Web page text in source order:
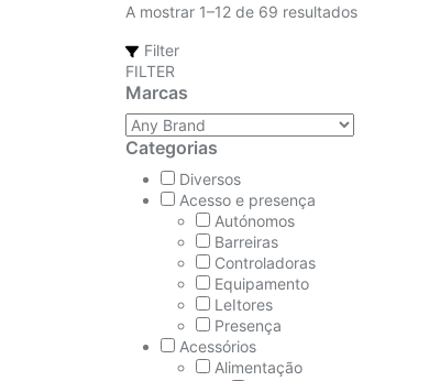
A mostrar 1–12 de 69 resultados
Filter
FILTER
Marcas
Categorias
Diversos
Acesso e presença
Autónomos
Barreiras
Controladoras
Equipamento
LeItores
Presença
Acessórios
Alimentação